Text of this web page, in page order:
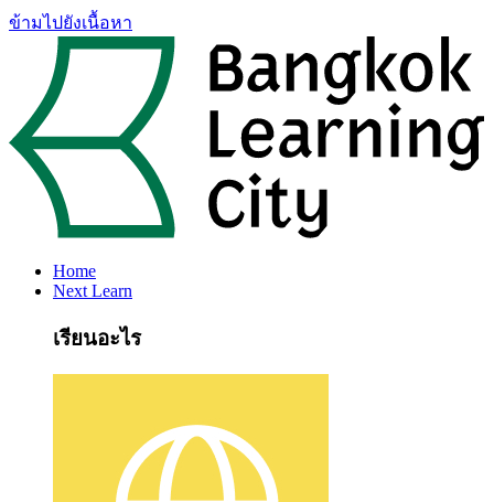
ข้ามไปยังเนื้อหา
Home
Next Learn
เรียนอะไร